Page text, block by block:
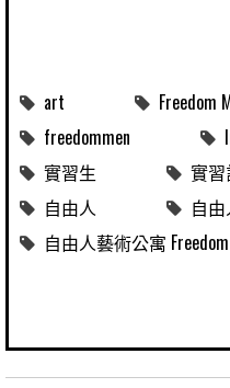
art
Freedom
freedommen
實習生
實
自由人
自
自由人藝術公寓